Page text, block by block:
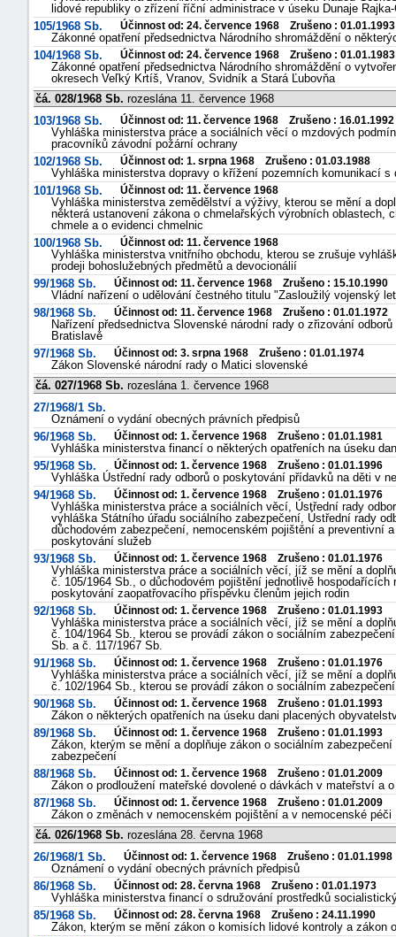
lidové republiky o zřízení říční administrace v úseku Dunaje
105/1968 Sb.
Účinnost od: 24. července 1968 Zrušeno : 01.01.1993
Zákonné opatření předsednictva Národního shromáždění o
104/1968 Sb.
Účinnost od: 24. července 1968 Zrušeno : 01.01.1983
Zákonné opatření předsednictva Národního shromáždění o
okresech Veľký Krtíš, Vranov, Svidník a Stará Ľubovňa
čá. 028/1968 Sb. rozeslána 11. července 1968
103/1968 Sb.
Účinnost od: 11. července 1968 Zrušeno : 16.01.1992
Vyhláška ministerstva práce a sociálních věcí o mzdových
pracovníků závodní požární ochrany
102/1968 Sb.
Účinnost od: 1. srpna 1968 Zrušeno : 01.03.1988
Vyhláška ministerstva dopravy o křížení pozemních komunikací s
101/1968 Sb.
Účinnost od: 11. července 1968
Vyhláška ministerstva zemědělství a výživy, kterou se mění a
některá ustanovení zákona o chmelařských výrobních oblastech,
chmele a o evidenci chmelnic
100/1968 Sb.
Účinnost od: 11. července 1968
Vyhláška ministerstva vnitřního obchodu, kterou se zrušuje
prodeji bohoslužebných předmětů a devocionálií
99/1968 Sb.
Účinnost od: 11. července 1968 Zrušeno : 15.10.1990
Vládní nařízení o udělování čestného titulu "Zasloužilý vojenský
98/1968 Sb.
Účinnost od: 11. července 1968 Zrušeno : 01.01.1972
Nařízení předsednictva Slovenské národní rady o zřizování
Bratislavě
97/1968 Sb.
Účinnost od: 3. srpna 1968 Zrušeno : 01.01.1974
Zákon Slovenské národní rady o Matici slovenské
čá. 027/1968 Sb. rozeslána 1. července 1968
27/1968/1 Sb.
Oznámení o vydání obecných právních předpisů
96/1968 Sb.
Účinnost od: 1. července 1968 Zrušeno : 01.01.1981
Vyhláška ministerstva financí o některých opatřeních na úseku
95/1968 Sb.
Účinnost od: 1. července 1968 Zrušeno : 01.01.1996
Vyhláška Ústřední rady odborů o poskytování přídavků na děti v
94/1968 Sb.
Účinnost od: 1. července 1968 Zrušeno : 01.01.1976
Vyhláška ministerstva práce a sociálních věcí, Ústřední rady
vyhláška Státního úřadu sociálního zabezpečení, Ústřední rady
důchodovém zabezpečení, nemocenském pojištění a preventivní
poskytování služeb
93/1968 Sb.
Účinnost od: 1. července 1968 Zrušeno : 01.01.1976
Vyhláška ministerstva práce a sociálních věcí, jíž se mění a
č. 105/1964 Sb., o důchodovém pojištění jednotlivě
poskytování zaopatřovacího příspěvku členům jejich rodin
92/1968 Sb.
Účinnost od: 1. července 1968 Zrušeno : 01.01.1993
Vyhláška ministerstva práce a sociálních věcí, jíž se mění a
č. 104/1964 Sb., kterou se provádí zákon o sociálním
Sb. a č. 117/1967 Sb.
91/1968 Sb.
Účinnost od: 1. července 1968 Zrušeno : 01.01.1976
Vyhláška ministerstva práce a sociálních věcí, jíž se mění a
č. 102/1964 Sb., kterou se provádí zákon o sociálním zabezpečení
90/1968 Sb.
Účinnost od: 1. července 1968 Zrušeno : 01.01.1993
Zákon o některých opatřeních na úseku dani placených
89/1968 Sb.
Účinnost od: 1. července 1968 Zrušeno : 01.01.1993
Zákon, kterým se mění a doplňuje zákon o sociálním
zabezpečení
88/1968 Sb.
Účinnost od: 1. července 1968 Zrušeno : 01.01.2009
Zákon o prodloužení mateřské dovolené o dávkách v mateřství a
87/1968 Sb.
Účinnost od: 1. července 1968 Zrušeno : 01.01.2009
Zákon o změnách v nemocenském pojištění a v nemocenské péči
čá. 026/1968 Sb. rozeslána 28. června 1968
26/1968/1 Sb.
Účinnost od: 1. července 1968 Zrušeno : 01.01.1998
Oznámení o vydání obecných právních předpisů
86/1968 Sb.
Účinnost od: 28. června 1968 Zrušeno : 01.01.1973
Vyhláška ministerstva financí o sdružování prostředků
85/1968 Sb.
Účinnost od: 28. června 1968 Zrušeno : 24.11.1990
Zákon, kterým se mění zákon o komisích lidové kontroly a zákon